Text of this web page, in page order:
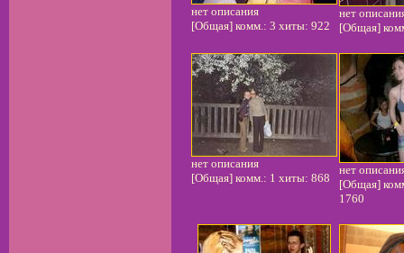
нет описания
[Общая] комм.: 3 хиты: 922
нет
[Общая]
нет описания
[Общая] комм.: 1 хиты: 868
нет
[Общая]
1760